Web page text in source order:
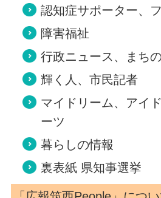
認知症サポーター、
障害福祉
行政ニュース、まち
輝く人、市民記者
マイドリーム、アイ
ーツ
暮らしの情報
裏表紙 県知事選挙